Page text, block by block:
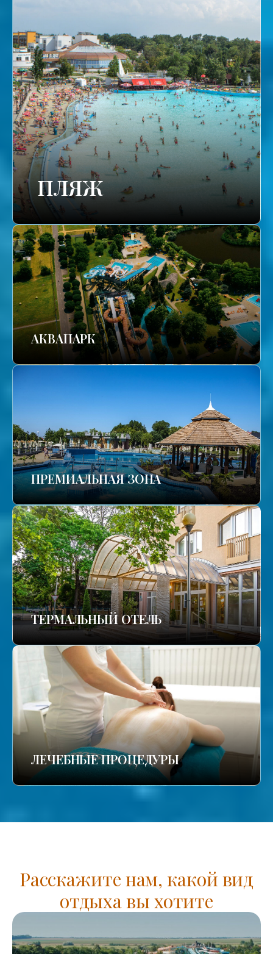
ПЛЯЖ
АКВАПАРК
ПРЕМИАЛЬНАЯ ЗОНА
ТЕРМАЛЬНЫЙ ОТЕЛЬ
ЛЕЧЕБНЫЕ ПРОЦЕДУРЫ
Расскажите нам, какой вид
отдыха вы хотите